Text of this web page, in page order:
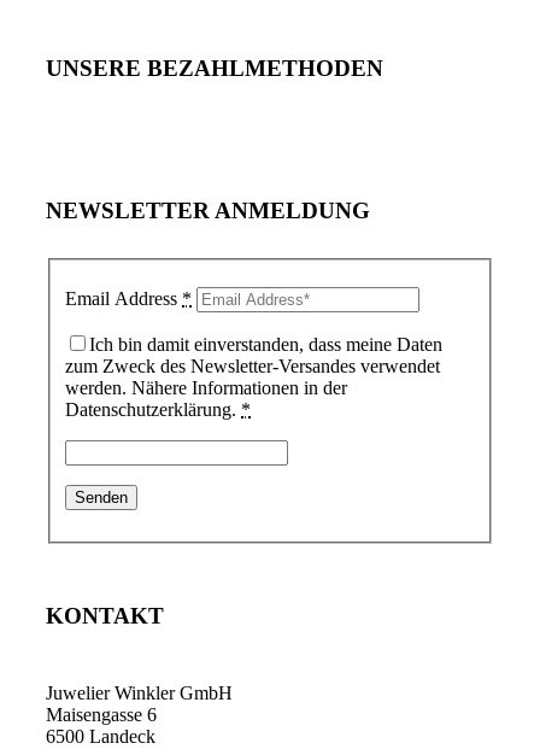
UNSERE BEZAHLMETHODEN
NEWSLETTER ANMELDUNG
Email Address *
Ich bin damit einverstanden, dass meine Daten
zum Zweck des Newsletter-Versandes verwendet
werden. Nähere Informationen in der
Datenschutzerklärung. *
KONTAKT
Juwelier Winkler GmbH
Maisengasse 6
6500 Landeck